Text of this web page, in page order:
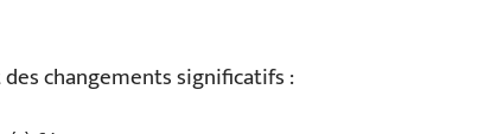
changements significatifs :